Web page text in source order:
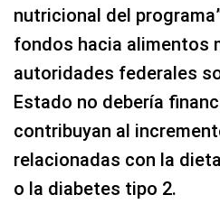
nutricional del
fondos hacia alimentos
autoridades federales
Estado no debería
contribuyan al
relacionadas con la
o la diabetes tipo 2.